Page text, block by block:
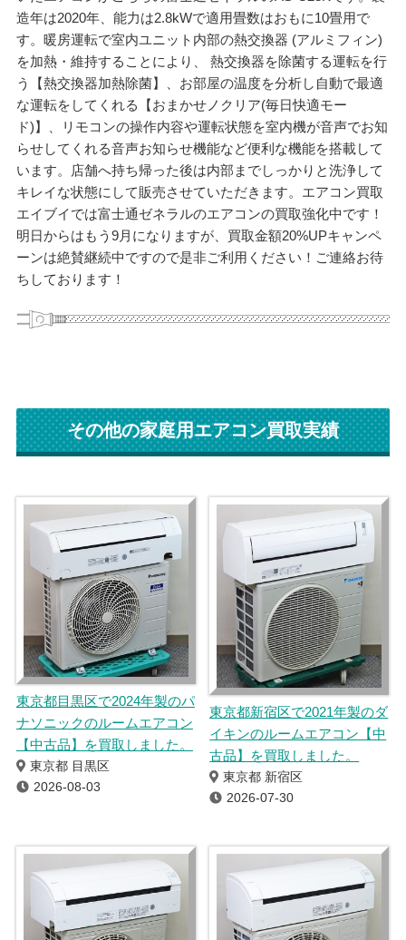
造年は2020年、能力は2.8kWで適用畳数はおもに10畳用で
す。暖房運転で室内ユニット内部の熱交換器 (アルミフィン)
を加熱・維持することにより、 熱交換器を除菌する運転を行
う【熱交換器加熱除菌】、お部屋の温度を分析し自動で最適
な運転をしてくれる【おまかせノクリア(毎日快適モー
ド)】、リモコンの操作内容や運転状態を室内機が音声でお知
らせしてくれる音声お知らせ機能など便利な機能を搭載して
います。店舗へ持ち帰った後は内部までしっかりと洗浄して
キレイな状態にして販売させていただきます。エアコン買取
エイブイでは富士通ゼネラルのエアコンの買取強化中です！
明日からはもう9月になりますが、買取金額20%UPキャンペ
ーンは絶賛継続中ですので是非ご利用ください！ご連絡お待
ちしております！
その他の家庭用エアコン買取実績
東京都目黒区で2024年製のパ
ナソニックのルームエアコン
【中古品】を買取しました。
東京都 目黒区
2026-08-03
東京都新宿区で2021年製のダ
イキンのルームエアコン【中
古品】を買取しました。
東京都 新宿区
2026-07-30